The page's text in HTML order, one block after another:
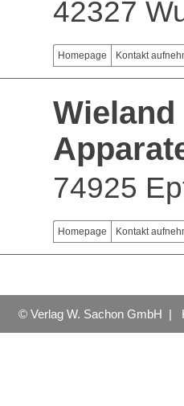
42327
Homepage Kontakt
74925
Homepage Kontakt
© Verlag W. Sachon GmbH |